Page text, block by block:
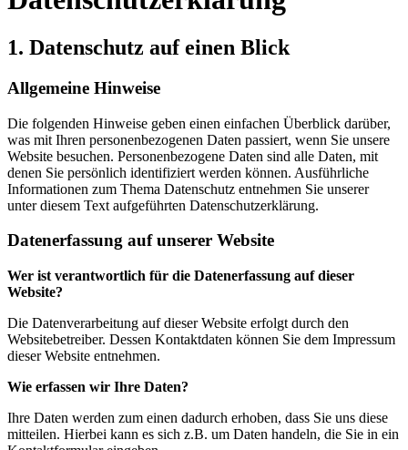
1. Datenschutz auf einen Blick
Allgemeine Hinweise
Die folgenden Hinweise geben einen einfachen Überblick darüber,
was mit Ihren personenbezogenen Daten passiert, wenn Sie unsere
Website besuchen. Personenbezogene Daten sind alle Daten, mit
denen Sie persönlich identifiziert werden können. Ausführliche
Informationen zum Thema Datenschutz entnehmen Sie unserer
unter diesem Text aufgeführten Datenschutzerklärung.
Datenerfassung auf unserer Website
Wer ist verantwortlich für die Datenerfassung auf dieser
Website?
Die Datenverarbeitung auf dieser Website erfolgt durch den
Websitebetreiber. Dessen Kontaktdaten können Sie dem Impressum
dieser Website entnehmen.
Wie erfassen wir Ihre Daten?
Ihre Daten werden zum einen dadurch erhoben, dass Sie uns diese
mitteilen. Hierbei kann es sich z.B. um Daten handeln, die Sie in ein